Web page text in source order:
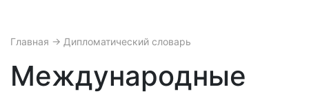
Главная → Дипломатический словарь
Международные